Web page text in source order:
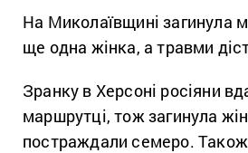
На Миколаївщині загинула
ще одна жінка, а травми
Зранку в Херсоні росіяни
маршрутці, тож загинула
постраждали семеро.